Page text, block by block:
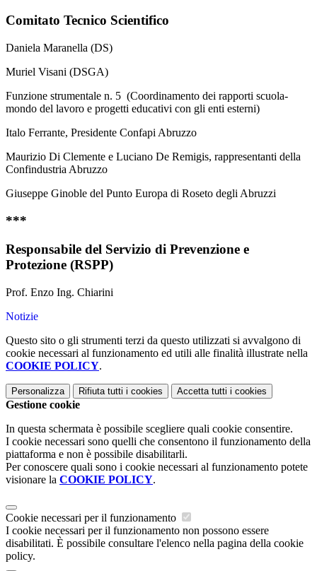
Comitato Tecnico Scientifico
Daniela Maranella (DS)
Muriel Visani (DSGA)
Funzione strumentale n. 5 (Coordinamento dei rapporti scuola-
mondo del lavoro e progetti educativi con gli enti esterni)
Italo Ferrante, Presidente Confapi Abruzzo
Maurizio Di Clemente e Luciano De Remigis, rappresentanti della
Confindustria Abruzzo
Giuseppe Ginoble del Punto Europa di Roseto degli Abruzzi
***
Responsabile del Servizio di Prevenzione e
Protezione (RSPP)
Prof. Enzo Ing. Chiarini
Notizie
Questo sito o gli strumenti terzi da questo utilizzati si avvalgono di
cookie necessari al funzionamento ed utili alle finalità illustrate nella
COOKIE POLICY.
Personalizza Rifiuta tutti i cookies Accetta tutti i cookies
Gestione cookie
In questa schermata è possibile scegliere quali cookie consentire.
I cookie necessari sono quelli che consentono il funzionamento della
piattaforma e non è possibile disabilitarli.
Per conoscere quali sono i cookie necessari al funzionamento potete
visionare la COOKIE POLICY.
Cookie necessari per il funzionamento
I cookie necessari per il funzionamento non possono essere
disabilitati. È possibile consultare l'elenco nella pagina della cookie
policy.